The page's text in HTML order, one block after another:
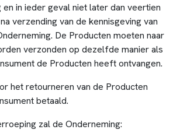
in ieder geval niet later dan veertien
verzending van de kennisgeving van
De Producten moeten naar
verzonden op dezelfde manier als
de Producten heeft ontvangen.
het retourneren van de Producten
betaald.
zal de Onderneming: